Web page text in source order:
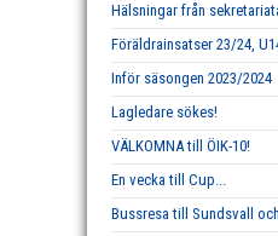
Hälsningar från
Föräldrainsatser 23/24,
Inför säsongen 2023/2024
Lagledare sökes!
VÄLKOMNA till ÖIK-10!
En vecka till Cup...
Bussresa till Sundsvall